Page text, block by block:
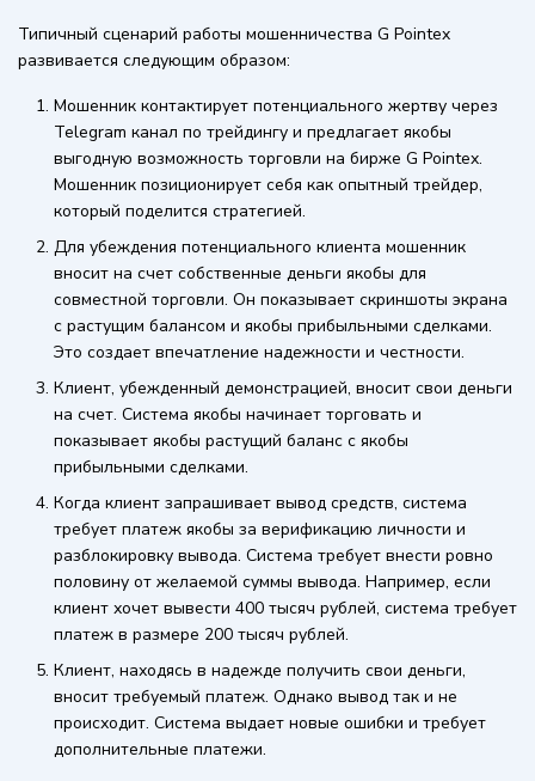
Типичный сценарий работы мошенничества G Pointex
развивается следующим образом:
Мошенник контактирует потенциального жертву через
Telegram канал по трейдингу и предлагает якобы
выгодную возможность торговли на бирже G Pointex.
Мошенник позиционирует себя как опытный трейдер,
который поделится стратегией.
Для убеждения потенциального клиента мошенник
вносит на счет собственные деньги якобы для
совместной торговли. Он показывает скриншоты экрана
с растущим балансом и якобы прибыльными сделками.
Это создает впечатление надежности и честности.
Клиент, убежденный демонстрацией, вносит свои деньги
на счет. Система якобы начинает торговать и
показывает якобы растущий баланс с якобы
прибыльными сделками.
Когда клиент запрашивает вывод средств, система
требует платеж якобы за верификацию личности и
разблокировку вывода. Система требует внести ровно
половину от желаемой суммы вывода. Например, если
клиент хочет вывести 400 тысяч рублей, система требует
платеж в размере 200 тысяч рублей.
Клиент, находясь в надежде получить свои деньги,
вносит требуемый платеж. Однако вывод так и не
происходит. Система выдает новые ошибки и требует
дополнительные платежи.